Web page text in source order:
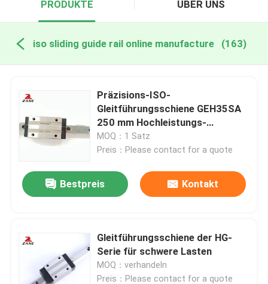
PRODUKTE ÜBER UNS
iso sliding guide rail online manufacture (163)
Präzisions-ISO-
Gleitführungsschiene GEH35SA
250 mm Hochleistungs-
Lineargleitschienen
MOQ：1 Satz
Preis：Please contact for a quote
Bestpreis Kontakt
Gleitführungsschiene der HG-
Serie für schwere Lasten
MOQ：verhandeln
Preis：Please contact for a quote